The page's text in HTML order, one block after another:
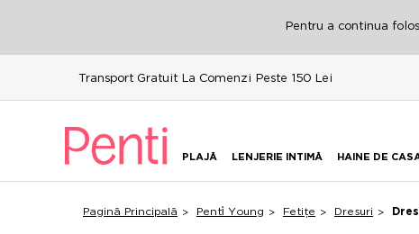
Pentru a continua
Transport Gratuit La Comenzi Peste 150 Lei
PLAJĂ LENJERIE INTIMĂ HAINE DE
Pagină Principală Penti̇ Young Fetițe Dresuri